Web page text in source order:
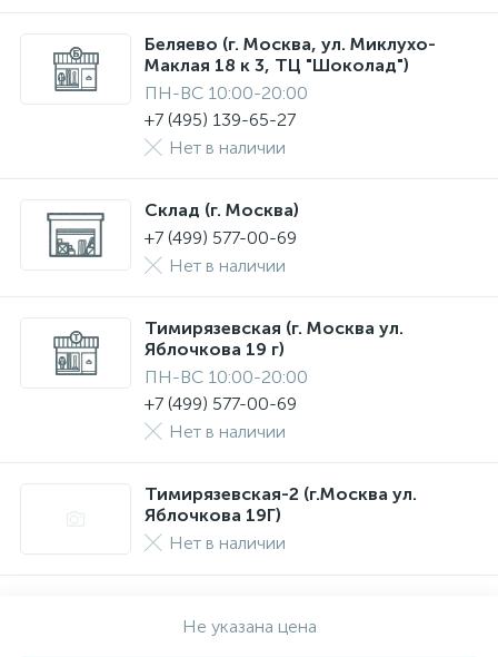
Беляево (г. Москва, ул. Миклухо-
Маклая 18 к 3, ТЦ "Шоколад")
ПН-ВС 10:00-20:00
+7 (495) 139-65-27
Нет в наличии
Склад (г. Москва)
+7 (499) 577-00-69
Нет в наличии
Тимирязевская (г. Москва ул.
Яблочкова 19 г)
ПН-ВС 10:00-20:00
+7 (499) 577-00-69
Нет в наличии
Тимирязевская-2 (г.Москва ул.
Яблочкова 19Г)
Нет в наличии
Не указана цена